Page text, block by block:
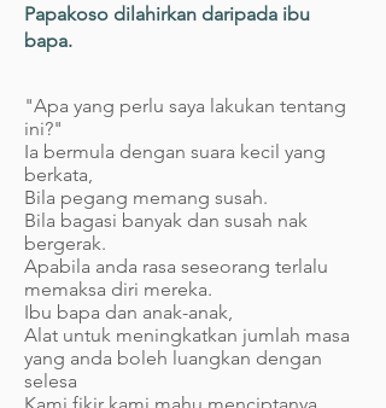
Papakoso dilahirkan daripada ibu
bapa.
"Apa yang perlu saya lakukan tentang
ini?"
Ia bermula dengan suara kecil yang
berkata,
Bila pegang memang susah.
Bila bagasi banyak dan susah nak
bergerak.
Apabila anda rasa seseorang terlalu
memaksa diri mereka.
Ibu bapa dan anak-anak,
Alat untuk meningkatkan jumlah masa
yang anda boleh luangkan dengan
selesa